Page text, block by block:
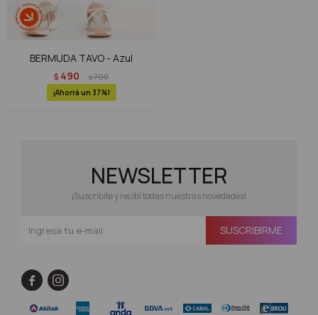
BERMUDA TAVO - Azul
$ 490 $790
37
NEWSLETTER
¡Suscribite y recibí todas nuestras novedades!
SUSCRIBIRME
 